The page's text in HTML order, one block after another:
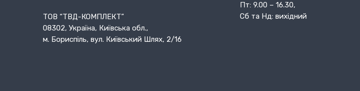
ТОВ “ТВД-КОМПЛЕКТ”
08302, Україна, Київська обл.,
м. Бориспіль, вул. Київський Шлях, 2/16
Пт: 9.00 – 16.30,
Сб та Нд: вихідний